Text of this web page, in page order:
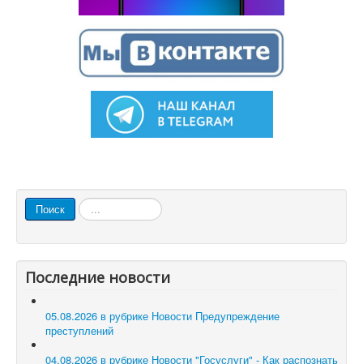
Поиск Искать...
Последние новости
05.08.2026 в рубрике Новости Предупреждение
преступлений
04.08.2026 в рубрике Новости "Госуслуги" - Как распознать